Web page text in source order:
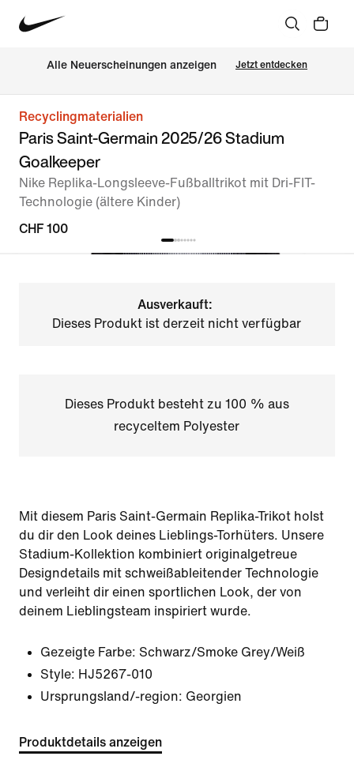
Alle Neuerscheinungen anzeigen Jetzt entdecken
Recyclingmaterialien
Paris Saint-Germain 2025/26 Stadium
Goalkeeper
Nike Replika-Longsleeve-Fußballtrikot mit Dri-FIT-
Technologie (ältere Kinder)
CHF 100
Ausverkauft:
Dieses Produkt ist derzeit nicht verfügbar
Dieses Produkt besteht zu 100 % aus
recyceltem Polyester
Mit diesem Paris Saint-Germain Replika-Trikot holst
du dir den Look deines Lieblings-Torhüters. Unsere
Stadium-Kollektion kombiniert originalgetreue
Designdetails mit schweißableitender Technologie
und verleiht dir einen sportlichen Look, der von
deinem Lieblingsteam inspiriert wurde.
Gezeigte Farbe: Schwarz/Smoke Grey/Weiß
Style: HJ5267-010
Ursprungsland/-region: Georgien
Produktdetails anzeigen